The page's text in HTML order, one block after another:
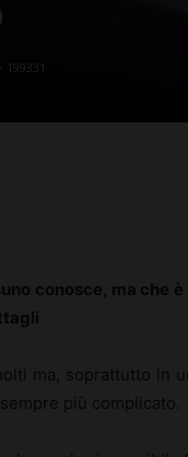
199331
conosce, ma
ma, soprattutto in
più complicato.